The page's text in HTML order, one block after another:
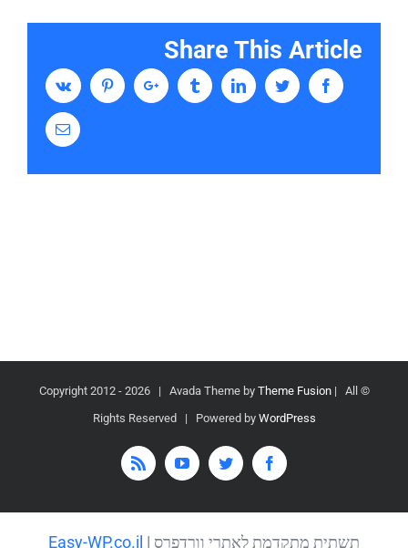
Share This Article
Facebook
Twitter
Linkedin
Tumblr
Google+
Pinterest
Vk
Email
© Copyright 2012 -
2026 | Avada Theme by Theme Fusion| All
Rights Reserved | Powered by WordPress
Facebook
Twitter
YouTube
Rss
תשתית מתקדמת לאתרי וורדפרס | Easy-WP.co.il